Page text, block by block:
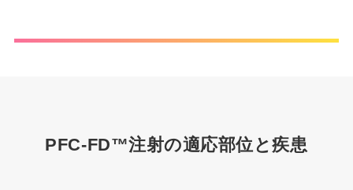
PFC-FD™注射の適応部位と疾患